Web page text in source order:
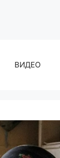
ВИДЕО